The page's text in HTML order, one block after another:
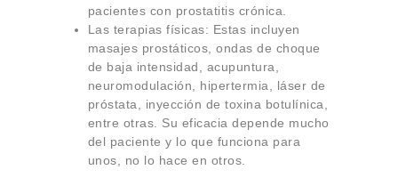
pacientes con prostatitis crónica.
Las terapias físicas: Estas incluyen
masajes prostáticos, ondas de choque
de baja intensidad, acupuntura,
neuromodulación, hipertermia, láser de
próstata, inyección de toxina botulínica,
entre otras. Su eficacia depende mucho
del paciente y lo que funciona para
unos, no lo hace en otros.